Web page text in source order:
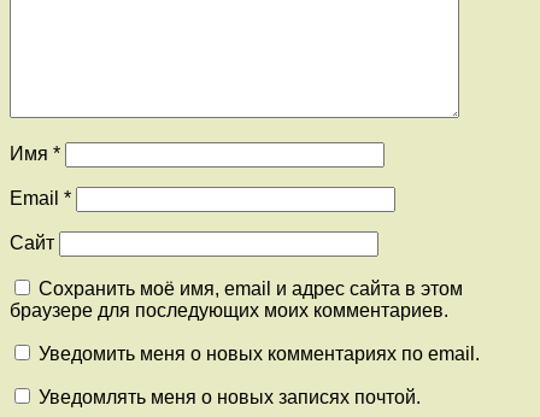
Имя *
Email *
Сайт
Сохранить моё имя, email и адрес сайта в этом
браузере для последующих моих комментариев.
Уведомить меня о новых комментариях по email.
Уведомлять меня о новых записях почтой.